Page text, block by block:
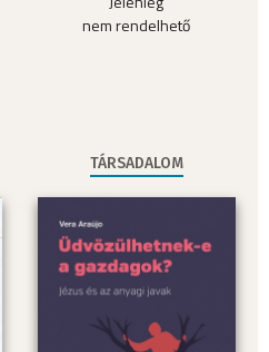
nem rendelhető
TÁRSADALOM